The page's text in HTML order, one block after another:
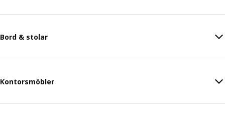
Bord & stolar
Kontorsmöbler